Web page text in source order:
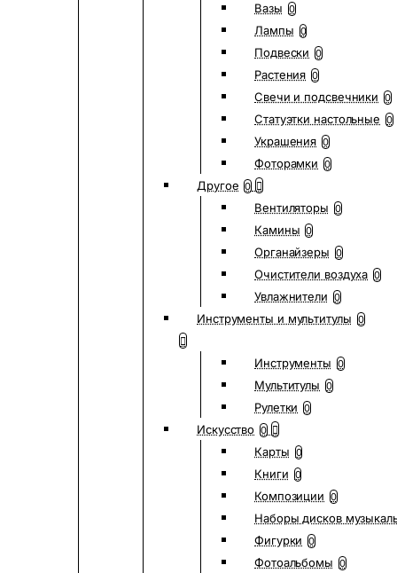
Вазы 0
Лампы 0
Подвески 0
Растения 0
Свечи и подсвечники 0
Статуэтки настольные 0
Украшения 0
Фоторамки 0
Другое 0
Вентиляторы 0
Камины 0
Органайзеры 0
Очистители воздуха 0
Увлажнители 0
Инструменты и мультитулы 0
Инструменты 0
Мультитулы 0
Рулетки 0
Искусство 0
Карты 0
Книги 0
Композиции 0
Наборы дисков
Фигурки 0
Фотоальбомы 0